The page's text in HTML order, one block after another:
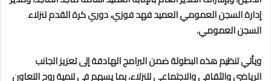
إدارة السجن العمومي العميد فهد فوزي، دوري كرة القدم لنزلاء
السجن العمومي.
ويأتي تنظيم هذه البطولة ضمن البرامج الهادفة إلى تعزيز الجانب
الرياضي والثقافي والاجتماعي للنزلاء، بما يسهم في تنمية روح التعاون